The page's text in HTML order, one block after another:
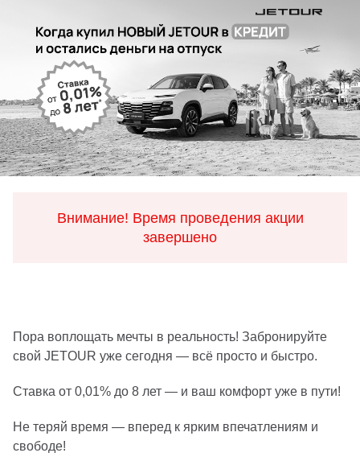
Внимание! Время проведения акции
завершено
Пора воплощать мечты в реальность! Забронируйте
свой JETOUR уже сегодня — всё просто и быстро.
Ставка от 0,01% до 8 лет — и ваш комфорт уже в пути!
Не теряй время — вперед к ярким впечатлениям и
свободе!